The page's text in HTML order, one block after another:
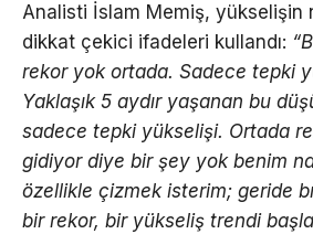
Analisti İslam Memiş, yükselişin
dikkat çekici ifadeleri kullandı:
rekor yok ortada. Sadece tepki
Yaklaşık 5 aydır yaşanan bu
sadece tepki yükselişi. Ortada
gidiyor diye bir şey yok benim
özellikle çizmek isterim; geride
bir rekor, bir yükseliş trendi